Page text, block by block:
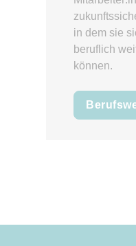
in dem sie
beruflich
können.